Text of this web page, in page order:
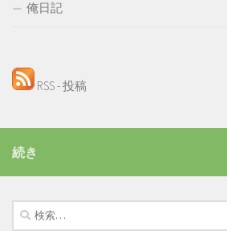
俺日記
RSS - 投稿
続き
検